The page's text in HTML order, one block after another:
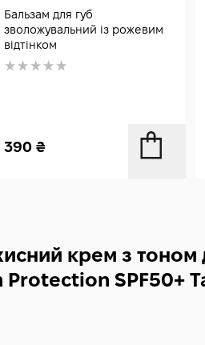
Бальзам для губ
зволожувальний із рожевим
відтінком
390₴
крем з тоном
SPF50+